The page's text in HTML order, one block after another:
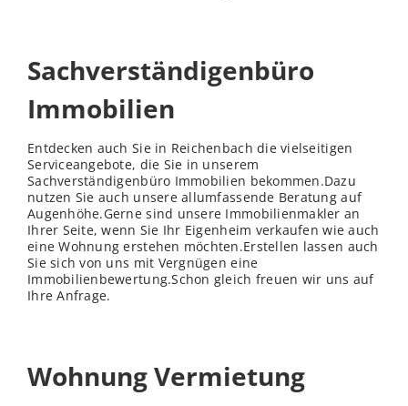
Sachverständigenbüro
Immobilien
Entdecken auch Sie in Reichenbach die vielseitigen
Serviceangebote, die Sie in unserem
Sachverständigenbüro Immobilien bekommen.Dazu
nutzen Sie auch unsere allumfassende Beratung auf
Augenhöhe.Gerne sind unsere Immobilienmakler an
Ihrer Seite, wenn Sie Ihr Eigenheim verkaufen wie auch
eine Wohnung erstehen möchten.Erstellen lassen auch
Sie sich von uns mit Vergnügen eine
Immobilienbewertung.Schon gleich freuen wir uns auf
Ihre Anfrage.
Wohnung Vermietung